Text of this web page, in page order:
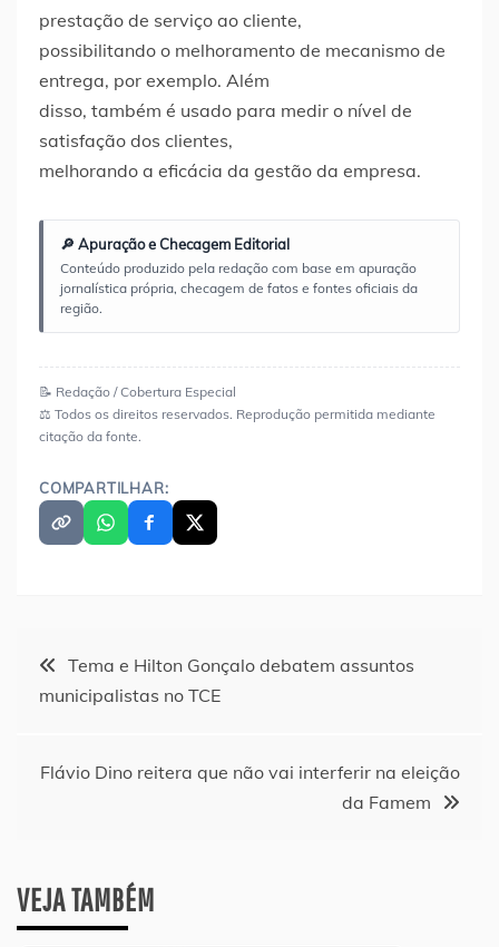
prestação de serviço ao cliente,
possibilitando o melhoramento de mecanismo de
entrega, por exemplo. Além
disso, também é usado para medir o nível de
satisfação dos clientes,
melhorando a eficácia da gestão da empresa.
🔎 Apuração e Checagem Editorial
Conteúdo produzido pela redação com base em apuração
jornalística própria, checagem de fatos e fontes oficiais da
região.
📝 Redação / Cobertura Especial
⚖️ Todos os direitos reservados. Reprodução permitida mediante
citação da fonte.
COMPARTILHAR:
Navegação
Post
Tema e Hilton Gonçalo debatem assuntos
municipalistas no TCE
Flávio Dino reitera que não vai interferir na eleição
da Famem
VEJA TAMBÉM